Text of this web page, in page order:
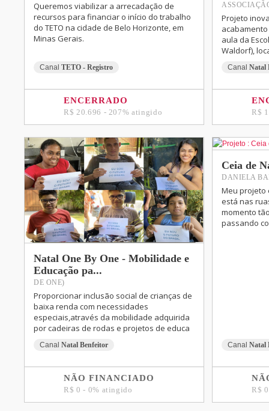
Queremos viabilizar a arrecadação de
recursos para financiar o início do trabalho
do TETO na cidade de Belo Horizonte, em
Minas Gerais.
Canal TETO - Registro
ENCERRADO
R$ 20.696 - 207% atingido
Projeto
aula da
Waldorf),
Canal Natal
R$
Natal One By One - Mobilidade e
Educação pa...
DE ONE)
Proporcionar inclusão social de crianças de
baixa renda com necessidades
especiais,através da mobilidade adquirida
por cadeiras de rodas e projetos de educa
Canal Natal Benfeitor
NÃO FINANCIADO
R$ 0 - 0% atingido
Ceia de
DANIELA
Meu projeto
está nas
momento
passando
Canal Natal
R$